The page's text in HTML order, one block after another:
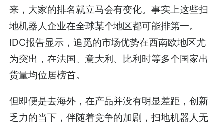
来，大家的排名就立马会有变化。事实上这些扫
地机器人企业在全球某个地区都可能排第一。
IDC报告显示，追觅的市场优势在西南欧地区尤
为突出，在法国、意大利、比利时等多个国家出
货量均位居榜首。
但即便是去海外，在产品并没有明显差距，创新
乏力的当下，伴随着竞争的加剧，扫地机器人无